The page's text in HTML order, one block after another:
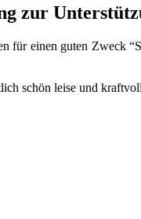
zur
einen guten Zweck
schön leise und